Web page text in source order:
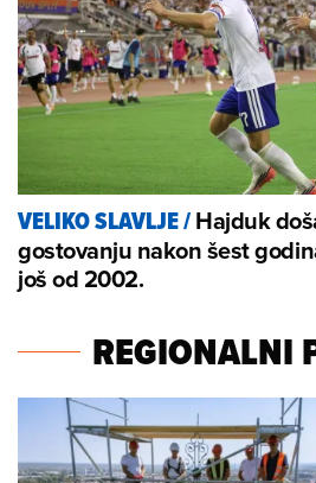
VELIKO SLAVLJE/Hajduk
gostovanju nakon šest
još od 2002.
REGIONALNI